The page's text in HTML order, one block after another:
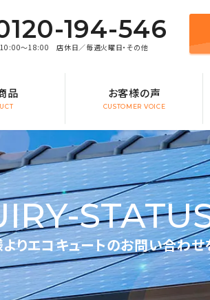
194-546
～18:00 店休日／毎週火曜日・その他
品 お客様の声
CUSTOMER VOICE
りエコキュートのお問い合わせ